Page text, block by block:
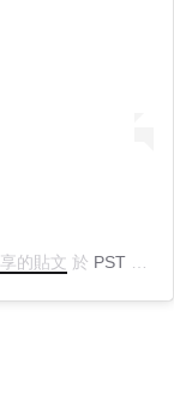
的貼文 於 PST 2019 年 1月 月 21 日 上午 7:03